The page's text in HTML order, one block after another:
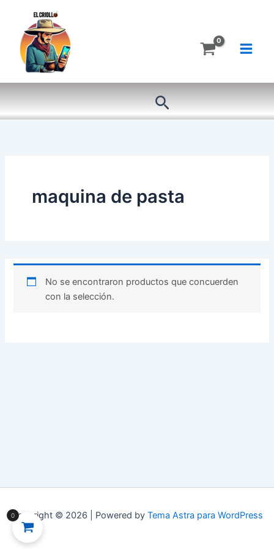
contenido
Buscar
maquina de pasta
No se encontraron productos que concuerden
con la selección.
Copyright © 2026 | Powered by Tema Astra para WordPress
0